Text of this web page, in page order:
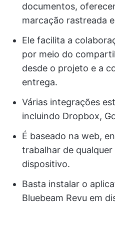
documentos,
marcação rastreada
Ele facilita a
por meio do
desde o projeto e a
entrega.
Várias integrações
incluindo Dropbox,
É baseado na web,
trabalhar de
dispositivo.
Basta instalar o
Bluebeam Revu em